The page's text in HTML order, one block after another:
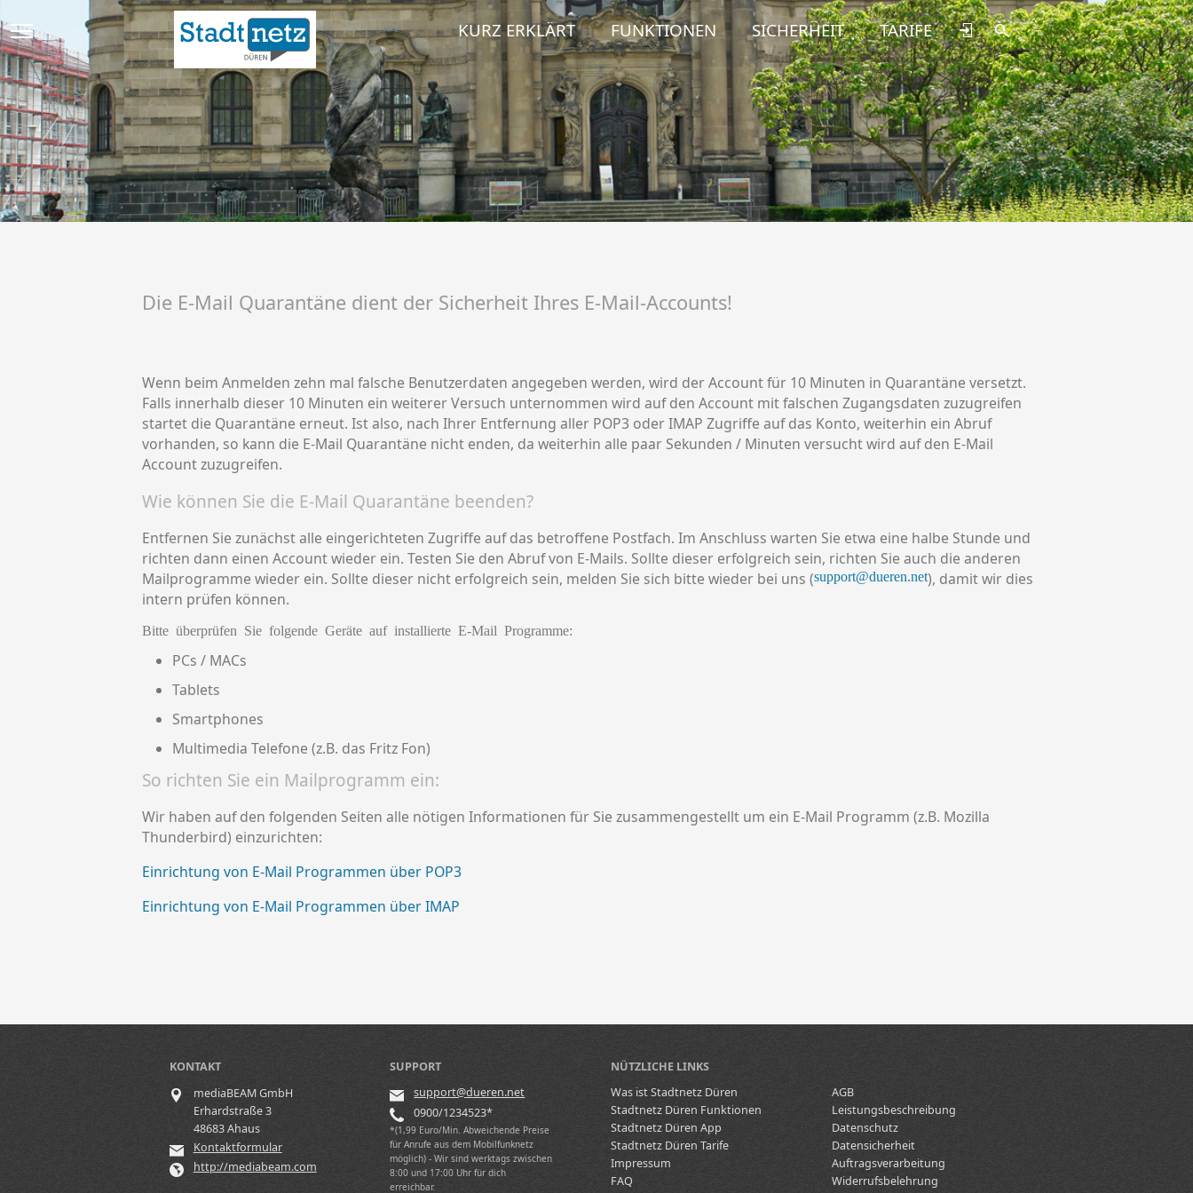
KURZ ERKLÄRT FUNKTIONEN SICHERHEIT TARIFE
Die E-Mail Quarantäne dient der Sicherheit Ihres E-Mail-Accounts!
Wenn beim Anmelden zehn mal falsche Benutzerdaten angegeben werden, wird der Account für 10 Minuten in Quarantäne versetzt.
Falls innerhalb dieser 10 Minuten ein weiterer Versuch unternommen wird auf den Account mit falschen Zugangsdaten zuzugreifen
startet die Quarantäne erneut. Ist also, nach Ihrer Entfernung aller POP3 oder IMAP Zugriffe auf das Konto, weiterhin ein Abruf
vorhanden, so kann die E-Mail Quarantäne nicht enden, da weiterhin alle paar Sekunden / Minuten versucht wird auf den E-Mail
Account zuzugreifen.
Wie können Sie die E-Mail Quarantäne beenden?
Entfernen Sie zunächst alle eingerichteten Zugriffe auf das betroffene Postfach. Im Anschluss warten Sie etwa eine halbe Stunde und
richten dann einen Account wieder ein. Testen Sie den Abruf von E-Mails. Sollte dieser erfolgreich sein, richten Sie auch die anderen
Mailprogramme wieder ein. Sollte dieser nicht erfolgreich sein, melden Sie sich bitte wieder bei uns (support@dueren.net), damit wir dies
intern prüfen können.
Bitte überprüfen Sie folgende Geräte auf installierte E-Mail Programme:
PCs / MACs
Tablets
Smartphones
Multimedia Telefone (z.B. das Fritz Fon)
So richten Sie ein Mailprogramm ein:
Wir haben auf den folgenden Seiten alle nötigen Informationen für Sie zusammengestellt um ein E-Mail Programm (z.B. Mozilla
Thunderbird) einzurichten:
Einrichtung von E-Mail Programmen über POP3
Einrichtung von E-Mail Programmen über IMAP
KONTAKT
mediaBEAM GmbH
Erhardstraße 3
48683 Ahaus
Kontaktformular
http://mediabeam.com
SUPPORT
support@dueren.net
0900/1234523*
*(1,99 Euro/Min. Abweichende Preise
für Anrufe aus dem Mobilfunknetz
möglich) - Wir sind werktags zwischen
8:00 und 17:00 Uhr für dich
erreichbar.
NÜTZLICHE LINKS
Was ist Stadtnetz Düren
Stadtnetz Düren Funktionen
Stadtnetz Düren App
Stadtnetz Düren Tarife
Impressum
FAQ
AGB
Leistungsbeschreibung
Datenschutz
Datensicherheit
Auftragsverarbeitung
Widerrufsbelehrung